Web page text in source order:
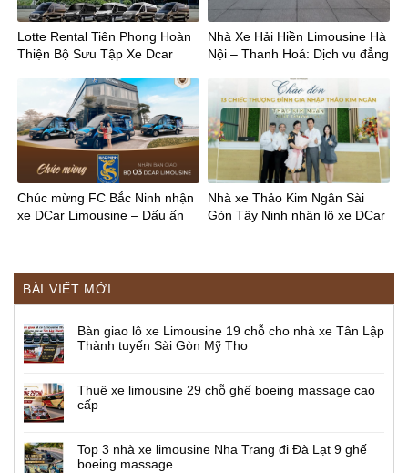
BÀI VIẾT MỚI
Bàn giao lô xe Limousine 19 chỗ cho nhà xe Tân Lập
Thành tuyến Sài Gòn Mỹ Tho
Thuê xe limousine 29 chỗ ghế boeing massage cao
cấp
Top 3 nhà xe limousine Nha Trang đi Đà Lạt 9 ghế
boeing massage
Lotte Rental Tiên Phong Hoàn
Thiện Bộ Sưu Tập Xe Dcar
Nhà Xe Hải Hiền Limousine Hà
Nội – Thanh Hoá: Dịch vụ đẳng
Chúc mừng FC Bắc Ninh nhận
xe DCar Limousine – Dấu ấn
Nhà xe Thảo Kim Ngân Sài
Gòn Tây Ninh nhận lô xe DCar